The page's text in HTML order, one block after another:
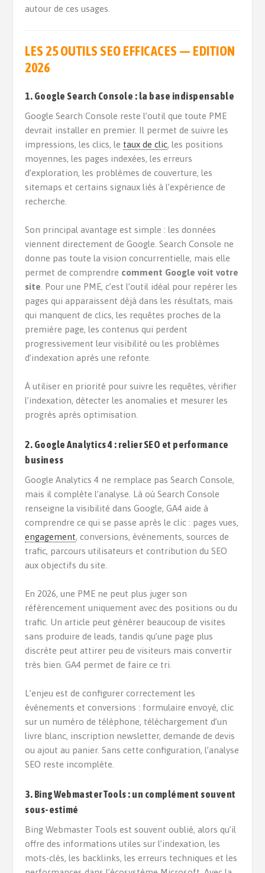
autour de ces usages.
LES 25 OUTILS SEO EFFICACES — EDITION
2026
1. Google Search Console : la base indispensable
Google Search Console reste l’outil que toute PME
devrait installer en premier. Il permet de suivre les
impressions, les clics, le taux de clic, les positions
moyennes, les pages indexées, les erreurs
d’exploration, les problèmes de couverture, les
sitemaps et certains signaux liés à l’expérience de
recherche.
Son principal avantage est simple : les données
viennent directement de Google. Search Console ne
donne pas toute la vision concurrentielle, mais elle
permet de comprendre comment Google voit votre
site . Pour une PME, c’est l’outil idéal pour repérer les
pages qui apparaissent déjà dans les résultats, mais
qui manquent de clics, les requêtes proches de la
première page, les contenus qui perdent
progressivement leur visibilité ou les problèmes
d’indexation après une refonte.
À utiliser en priorité pour suivre les requêtes, vérifier
l’indexation, détecter les anomalies et mesurer les
progrès après optimisation.
2. Google Analytics 4 : relier SEO et performance
business
Google Analytics 4 ne remplace pas Search Console,
mais il complète l’analyse. Là où Search Console
renseigne la visibilité dans Google, GA4 aide à
comprendre ce qui se passe après le clic : pages vues,
engagement, conversions, événements, sources de
trafic, parcours utilisateurs et contribution du SEO
aux objectifs du site.
En 2026, une PME ne peut plus juger son
référencement uniquement avec des positions ou du
trafic. Un article peut générer beaucoup de visites
sans produire de leads, tandis qu’une page plus
discrète peut attirer peu de visiteurs mais convertir
très bien. GA4 permet de faire ce tri.
L’enjeu est de configurer correctement les
événements et conversions : formulaire envoyé, clic
sur un numéro de téléphone, téléchargement d’un
livre blanc, inscription newsletter, demande de devis
ou ajout au panier. Sans cette configuration, l’analyse
SEO reste incomplète.
3. Bing Webmaster Tools : un complément souvent
sous-estimé
Bing Webmaster Tools est souvent oublié, alors qu’il
offre des informations utiles sur l’indexation, les
mots-clés, les backlinks, les erreurs techniques et les